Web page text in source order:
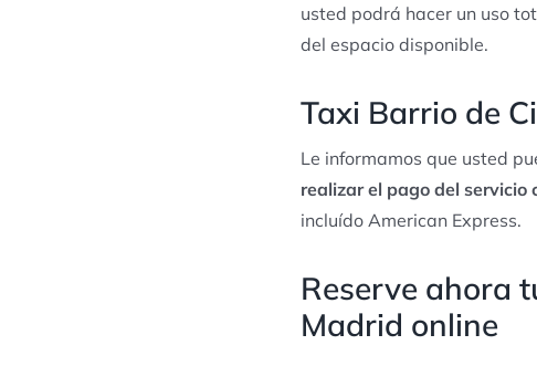
usted podrá hacer un uso
del espacio disponible.
Taxi Barrio de
Le informamos que usted
realizar el pago del
incluído American Express.
Reserve ahora
Madrid online